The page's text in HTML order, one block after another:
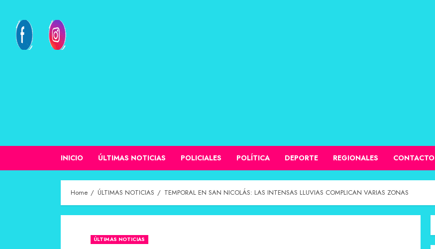
INICIO ÚLTIMAS NOTICIAS POLICIALES POLÍTICA DEPORTE REGIONALES CONTACTO
Home ÚLTIMAS NOTICIAS TEMPORAL EN SAN NICOLÁS: LAS INTENSAS LLUVIAS COMPLICAN VARIAS ZONAS
ÚLTIMAS NOTICIAS